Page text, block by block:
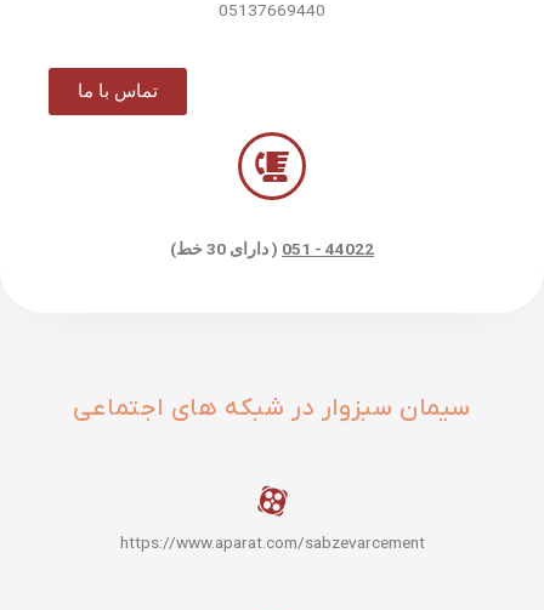
05137669440
تماس با ما
44022 - 051 ( دارای 30 خط)
سیمان سبزوار در شبکه های اجتماعی
https://www.aparat.com/sabzevarcement